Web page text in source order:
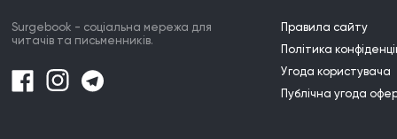
Surgebook - соціальна мережа для
читачів та письменників.
Правила сайту
Політика
Угода користувача
Публічна угода